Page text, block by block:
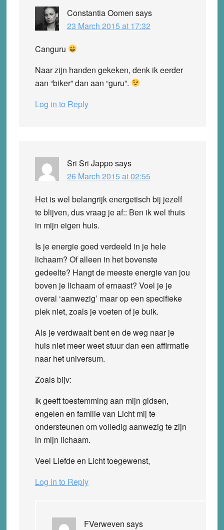
Constantia Oomen says
23 March 2015 at 17:32
Canguru
Naar zijn handen gekeken, denk ik eerder
aan “biker” dan aan “guru”.
Log in to Reply
Sri Sri Japposays
26 March 2015 at 02:55
Het is wel belangrijk energetisch bij jezelf
te blijven, dus vraag je af:: Ben ik wel thuis
in mijn eigen huis.
Is je energie goed verdeeld in je hele
lichaam? Of alleen in het bovenste
gedeelte? Hangt de meeste energie van jou
boven je lichaam of ernaast? Voel je je
overal ‘aanwezig’ maar op een specifieke
plek niet, zoals je voeten of je buik.
Als je verdwaalt bent en de weg naar je
huis niet meer weet stuur dan een affirmatie
naar het universum.
Zoals bijv:
Ik geeft toestemming aan mijn gidsen,
engelen en familie van Licht mij te
ondersteunen om volledig aanwezig te zijn
in mijn lichaam.
Veel Liefde en Licht toegewenst,
Log in to Reply
FVerweven says